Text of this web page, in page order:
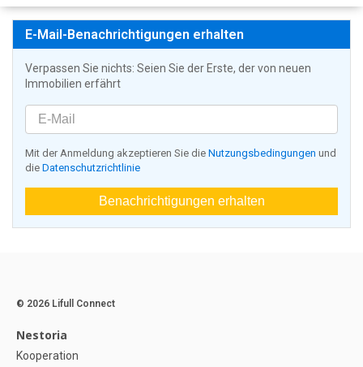
E-Mail-Benachrichtigungen erhalten
Verpassen Sie nichts: Seien Sie der Erste, der von neuen
Immobilien erfährt
Mit der Anmeldung akzeptieren Sie die Nutzungsbedingungen und
die Datenschutzrichtlinie
Benachrichtigungen erhalten
© 2026 Lifull Connect
Nestoria
Kooperation